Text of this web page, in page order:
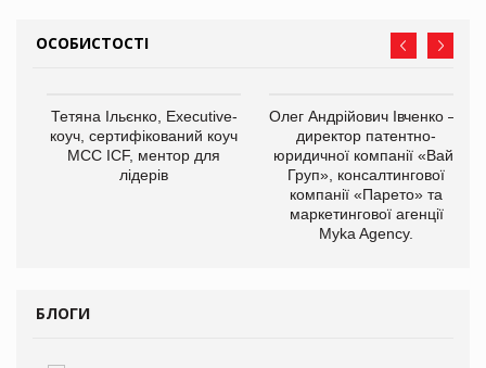
ОСОБИСТОСТІ
Тетяна Ільєнко, Executive-
коуч, сертифікований коуч
МСС ICF, ментор для
лідерів
Олег Андрійович Івченко —
директор патентно-
юридичної компанії «Вайз
Груп», консалтингової
компанії «Парето» та
маркетингової агенції
Myka Agency.
БЛОГИ